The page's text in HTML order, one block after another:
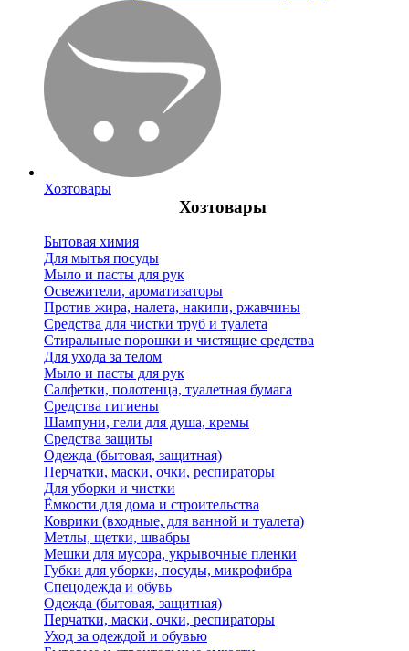
Хозтовары
Хозтовары
Бытовая химия
Для мытья посуды
Мыло и пасты для рук
Освежители, ароматизаторы
Против жира, налета, накипи, ржавчины
Средства для чистки труб и туалета
Стиральные порошки и чистящие средства
Для ухода за телом
Мыло и пасты для рук
Салфетки, полотенца, туалетная бумага
Средства гигиены
Шампуни, гели для душа, кремы
Средства защиты
Одежда (бытовая, защитная)
Перчатки, маски, очки, респираторы
Для уборки и чистки
Ёмкости для дома и строительства
Коврики (входные, для ванной и туалета)
Метлы, щетки, швабры
Мешки для мусора, укрывочные пленки
Губки для уборки, посуды, микрофибра
Спецодежда и обувь
Одежда (бытовая, защитная)
Перчатки, маски, очки, респираторы
Уход за одеждой и обувью